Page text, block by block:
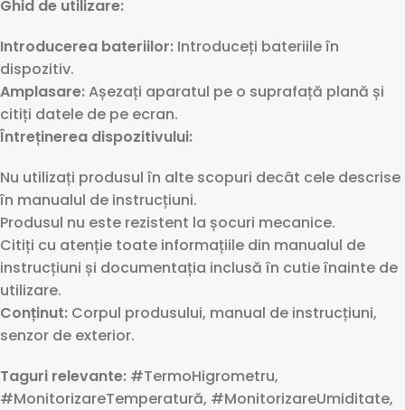
Ghid de utilizare:
Introducerea bateriilor: Introduceți bateriile în
dispozitiv.
Amplasare:Așezați aparatul pe o suprafață plană și
citiți datele de pe ecran.
Întreținerea dispozitivului:
Nu utilizați produsul în alte scopuri decât cele descrise
în manualul de instrucțiuni.
Produsul nu este rezistent la șocuri mecanice.
Citiți cu atenție toate informațiile din manualul de
instrucțiuni și documentația inclusă în cutie înainte de
utilizare.
Conținut: Corpul produsului, manual de instrucțiuni,
senzor de exterior.
Taguri relevante: #TermoHigrometru,
#MonitorizareTemperatură, #MonitorizareUmiditate,